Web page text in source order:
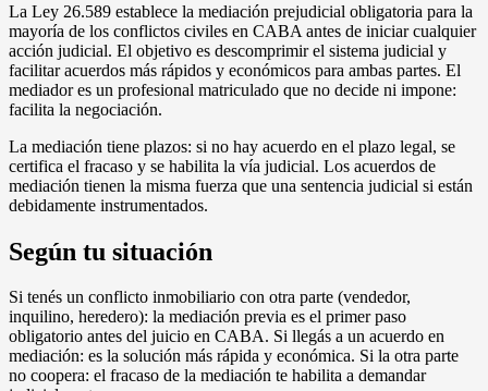
La Ley 26.589 establece la mediación prejudicial obligatoria para la
mayoría de los conflictos civiles en CABA antes de iniciar cualquier
acción judicial. El objetivo es descomprimir el sistema judicial y
facilitar acuerdos más rápidos y económicos para ambas partes. El
mediador es un profesional matriculado que no decide ni impone:
facilita la negociación.
La mediación tiene plazos: si no hay acuerdo en el plazo legal, se
certifica el fracaso y se habilita la vía judicial. Los acuerdos de
mediación tienen la misma fuerza que una sentencia judicial si están
debidamente instrumentados.
Según tu situación
Si tenés un conflicto inmobiliario con otra parte (vendedor,
inquilino, heredero): la mediación previa es el primer paso
obligatorio antes del juicio en CABA. Si llegás a un acuerdo en
mediación: es la solución más rápida y económica. Si la otra parte
no coopera: el fracaso de la mediación te habilita a demandar